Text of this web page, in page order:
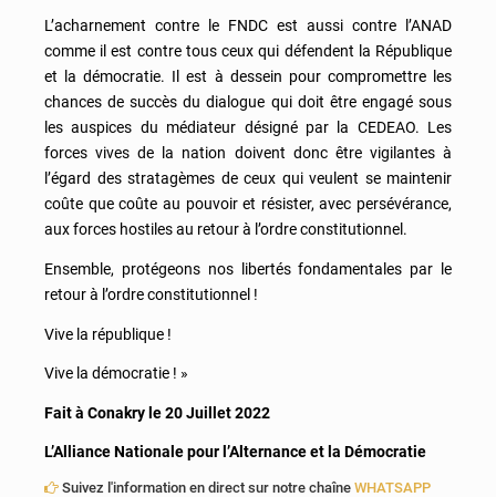
L’acharnement contre le FNDC est aussi contre l’ANAD
comme il est contre tous ceux qui défendent la République
et la démocratie. Il est à dessein pour compromettre les
chances de succès du dialogue qui doit être engagé sous
les auspices du médiateur désigné par la CEDEAO. Les
forces vives de la nation doivent donc être vigilantes à
l’égard des stratagèmes de ceux qui veulent se maintenir
coûte que coûte au pouvoir et résister, avec persévérance,
aux forces hostiles au retour à l’ordre constitutionnel.
Ensemble, protégeons nos libertés fondamentales par le
retour à l’ordre constitutionnel !
Vive la république !
Vive la démocratie ! »
Fait à Conakry le 20 Juillet 2022
L’Alliance Nationale pour l’Alternance et la Démocratie
Suivez l'information en direct sur notre chaîne WHATSAPP